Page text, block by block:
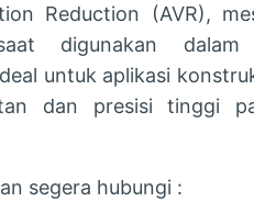
Reduction (AVR),
digunakan dalam
untuk aplikasi
dan presisi tinggi
segera hubungi :